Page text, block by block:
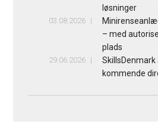
løsninger
03.08.2026
– med
plads
29.06.2026
kommende